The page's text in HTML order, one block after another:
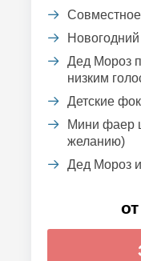
Новогодний
Дед Мороз
низким
Детские
Мини фаер
желанию)
Дед Мороз
от